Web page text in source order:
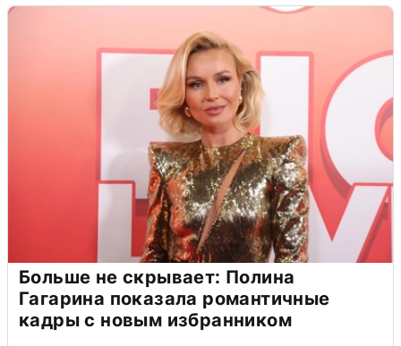
Больше не скрывает: Полина
Гагарина показала романтичные
кадры с новым избранником